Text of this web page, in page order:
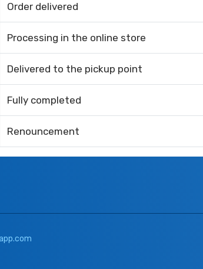
Order delivered
Processing in the online store
Delivered to the pickup point
Fully completed
Renouncement